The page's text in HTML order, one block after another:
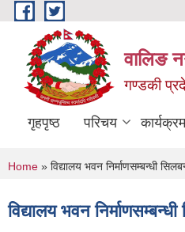
Skip to main content
वालिङ
गण्डकी
गृहपृष्ठ परिचय
You are here
Home » विद्यालय भवन निर्माणसम्बन्धी
विद्यालय भवन